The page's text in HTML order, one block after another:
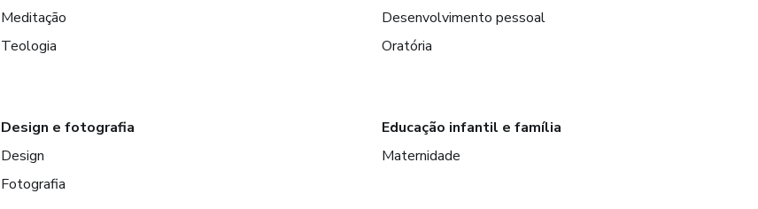
Meditação
Teologia
Desenvolvimento pessoal
Oratória
Design e fotografia
Design
Fotografia
Educação infantil e família
Maternidade